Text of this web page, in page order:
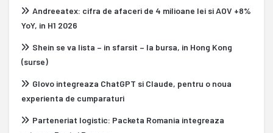
Andreeatex: cifra de afaceri de 4 milioane lei si AOV +8%
YoY, in H1 2026
Shein se va lista – in sfarsit – la bursa, in Hong Kong
(surse)
Glovo integreaza ChatGPT si Claude, pentru o noua
experienta de cumparaturi
Parteneriat logistic: Packeta Romania integreaza